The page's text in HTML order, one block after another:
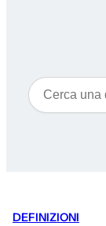
Cerca
DEFINIZIONI